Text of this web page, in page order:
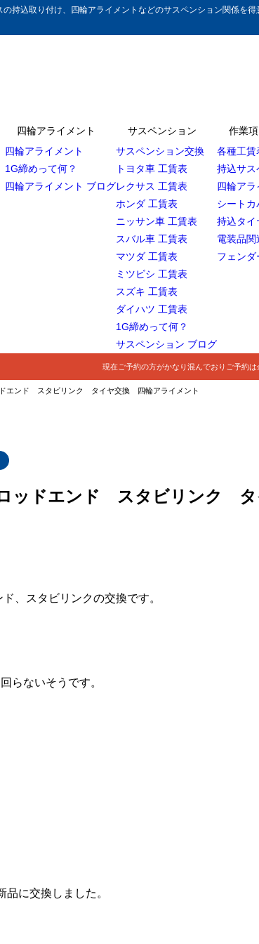
持込取り付け、四輪アライメントなどのサスペンション関係を
四輪アライメント
四輪アライメント
1G締めって何？
四輪アライメント ブログ
サスペンション
サスペンション交換
トヨタ車 工賃表
レクサス 工賃表
ホンダ 工賃表
ニッサン車 工賃表
スバル車 工賃表
マツダ 工賃表
ミツビシ 工賃表
スズキ 工賃表
ダイハツ 工賃表
1G締めって何？
サスペンション ブログ
作業項
各種工賃
持込サス
四輪アラ
シートカ
持込タイ
電装品関
フェンダ
現在ご予約の方がかなり混んでおりご予約
エンド スタビリンク タイヤ交換 四輪アライメント
ッドエンド スタビリンク タ
、スタビリンクの交換です。
らないそうです。
に交換しました。